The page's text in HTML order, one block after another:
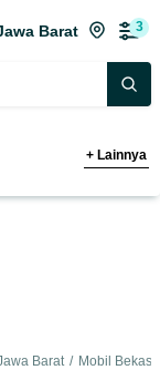
Barat 3
+ Lainnya
Barat / Mobil Bekas